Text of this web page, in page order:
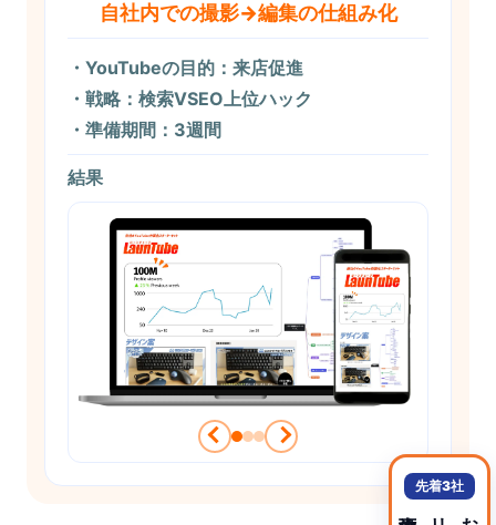
自社内での撮影→編集の仕組み化
・YouTubeの目的：来店促進
・戦略：検索VSEO上位ハック
・準備期間：3週間
結果
先着3社
実施可能！